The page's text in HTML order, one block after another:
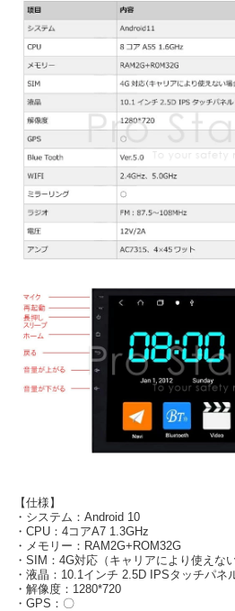
【仕様】
・システム：Android 10
・CPU：4コアA7 1.3GHz
・メモリー：RAM2G+ROM32G
・SIM：4G対応（キャリアにより使えな
・液晶：10.1インチ 2.5D IPSタッチパネ
・解像度：1280*720
・GPS：〇